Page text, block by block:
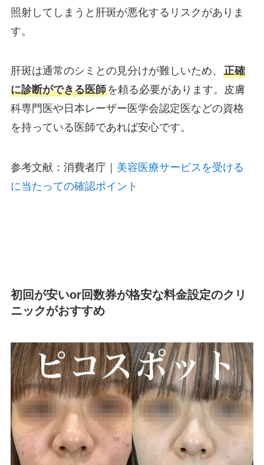
照射してしまうと肝斑が悪化するリスクがありま
す。
肝斑は通常のシミとの見分けが難しいため、 正確
に診断ができる医師を頼る必要があります。皮膚
科専門医や日本レーザー医学会認定医などの資格
を持っている医師であれば安心です。
参考文献：消費者庁｜ 美容医療サービスを受ける
に当たっての確認ポイント
初回が安いor回数券が格安な料金設定のクリ
ニックがおすすめ